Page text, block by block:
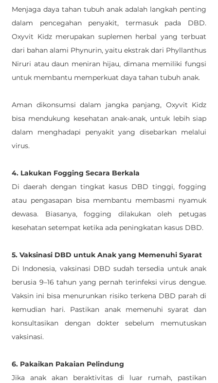
Menjaga daya tahan tubuh anak adalah langkah penting
dalam pencegahan penyakit, termasuk pada DBD.
Oxyvit Kidz merupakan suplemen herbal yang terbuat
dari bahan alami Phynurin, yaitu ekstrak dari Phyllanthus
Niruri atau daun meniran hijau, dimana memiliki fungsi
untuk membantu memperkuat daya tahan tubuh anak.
Aman dikonsumsi dalam jangka panjang, Oxyvit Kidz
bisa mendukung kesehatan anak-anak, untuk lebih siap
dalam menghadapi penyakit yang disebarkan melalui
virus.
4. Lakukan Fogging Secara Berkala
Di daerah dengan tingkat kasus DBD tinggi, fogging
atau pengasapan bisa membantu membasmi nyamuk
dewasa. Biasanya, fogging dilakukan oleh petugas
kesehatan setempat ketika ada peningkatan kasus DBD.
5. Vaksinasi DBD untuk Anak yang Memenuhi Syarat
Di Indonesia, vaksinasi DBD sudah tersedia untuk anak
berusia 9–16 tahun yang pernah terinfeksi virus dengue.
Vaksin ini bisa menurunkan risiko terkena DBD parah di
kemudian hari. Pastikan anak memenuhi syarat dan
konsultasikan dengan dokter sebelum memutuskan
vaksinasi.
6. Pakaikan Pakaian Pelindung
Jika anak akan beraktivitas di luar rumah, pastikan